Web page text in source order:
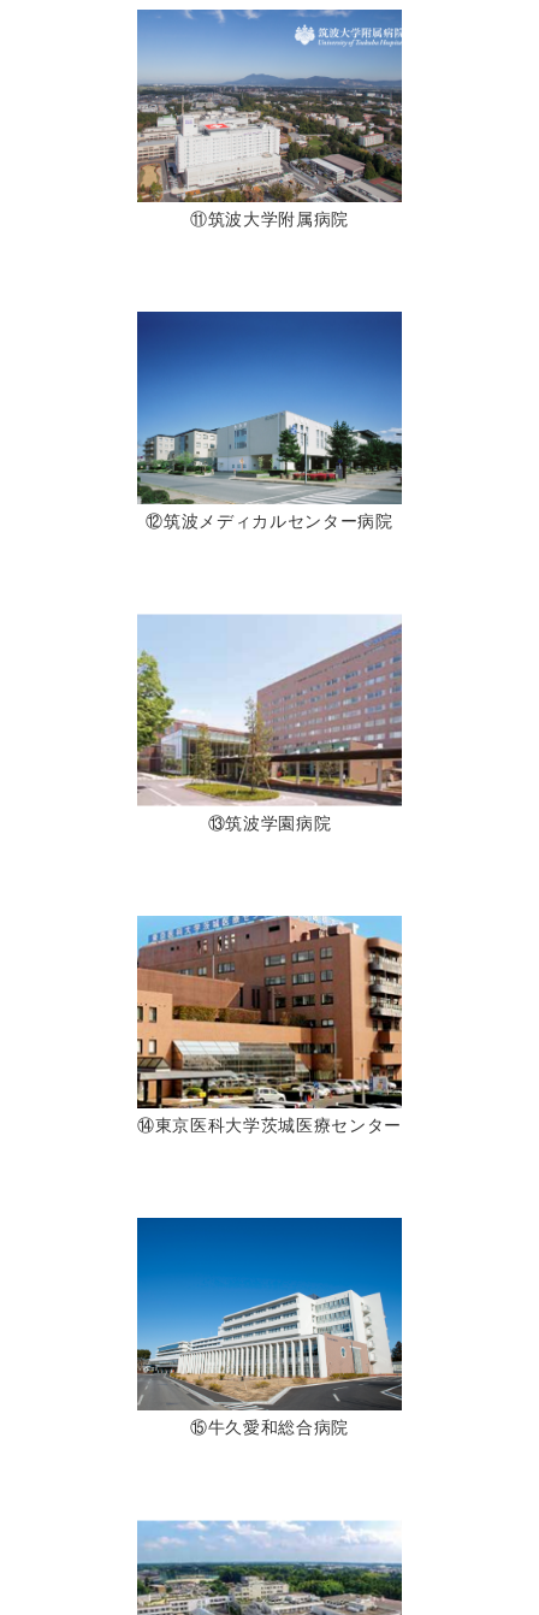
⑪筑波大学附属病院
⑫筑波メディカルセンター病院
⑬筑波学園病院
⑭東京医科大学茨城医療センター
⑮牛久愛和総合病院